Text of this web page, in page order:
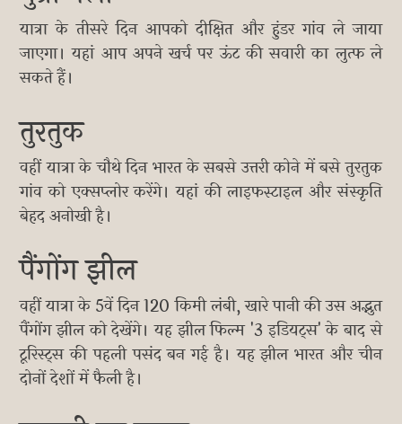
यात्रा के तीसरे दिन आपको दीक्षित और हुंडर गांव ले जाया
जाएगा। यहां आप अपने खर्च पर ऊंट की सवारी का लुत्फ ले
सकते हैं।
तुरतुक
वहीं यात्रा के चौथे दिन भारत के सबसे उत्तरी कोने में बसे तुरतुक
गांव को एक्सप्लोर करेंगे। यहां की लाइफस्टाइल और संस्कृति
बेहद अनोखी है।
पैंगोंग झील
वहीं यात्रा के 5वें दिन 120 किमी लंबी, खारे पानी की उस अद्भुत
पैंगोंग झील को देखेंगे। यह झील फिल्म '3 इडियट्स' के बाद से
टूरिस्ट्स की पहली पसंद बन गई है। यह झील भारत और चीन
दोनों देशों में फैली है।